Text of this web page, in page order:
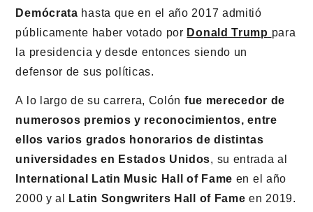
Demócrata hasta que en el año 2017 admitió
públicamente haber votado por Donald Trump para
la presidencia y desde entonces siendo un
defensor de sus políticas.
A lo largo de su carrera, Colón fue merecedor de
numerosos premios y reconocimientos, entre
ellos varios grados honorarios de distintas
universidades en Estados Unidos, su entrada al
International Latin Music Hall of Fame en el año
2000 y al
Latin Songwriters Hall of Fame en 2019.